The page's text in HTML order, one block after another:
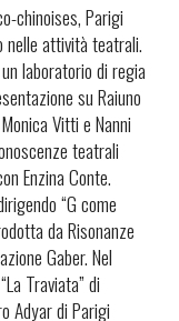
chinoises, Parigi
nelle attività teatrali.
laboratorio di regia
su Raiuno
Vitti e Nanni
teatrali
Enzina Conte.
“G come
da Risonanze
Gaber. Nel
Traviata” di
Adyar di Parigi